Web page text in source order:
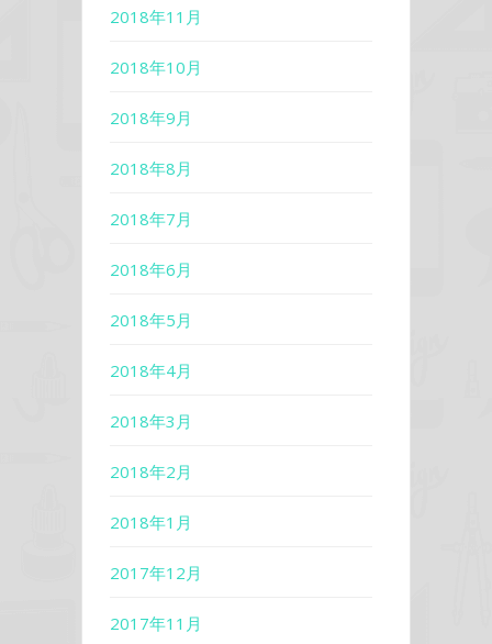
2018年11月
2018年10月
2018年9月
2018年8月
2018年7月
2018年6月
2018年5月
2018年4月
2018年3月
2018年2月
2018年1月
2017年12月
2017年11月